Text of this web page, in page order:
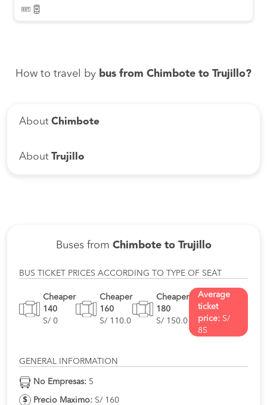
How to travel by bus from Chimbote to Trujillo?
About Chimbote
About Trujillo
Buses from Chimbote to Trujillo
BUS TICKET PRICES ACCORDING TO TYPE OF SEAT
Cheaper
140
S/ 0
Cheaper
160
S/ 110.0
Cheaper
180
S/ 150.0
Average
ticket
price: S/
85
GENERAL INFORMATION
No Empresas: 5
Precio Maximo: S/ 160